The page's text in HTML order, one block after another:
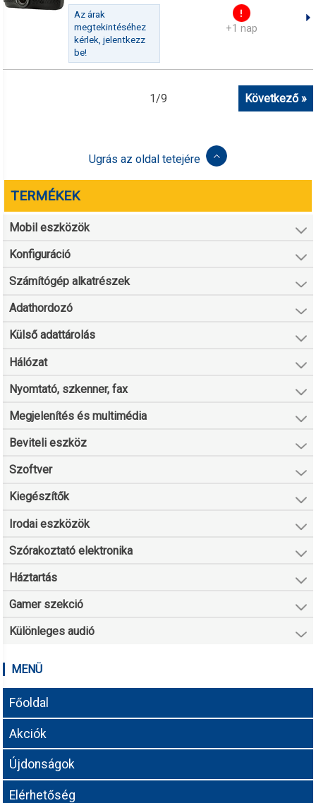
Az árak
megtekintéséhez
kérlek, jelentkezz
be!
+1 nap
1/9 Következő »
Ugrás az oldal tetejére
TERMÉKEK
Mobil eszközök
Konfiguráció
Számítógép alkatrészek
Adathordozó
Külső adattárolás
Hálózat
Nyomtató, szkenner, fax
Megjelenítés és multimédia
Beviteli eszköz
Szoftver
Kiegészítők
Irodai eszközök
Szórakoztató elektronika
Háztartás
Gamer szekció
Különleges audió
MENÜ
Főoldal
Akciók
Újdonságok
Elérhetőség